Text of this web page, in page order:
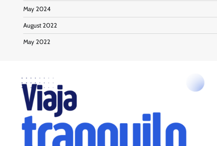
May 2024
August 2022
May 2022